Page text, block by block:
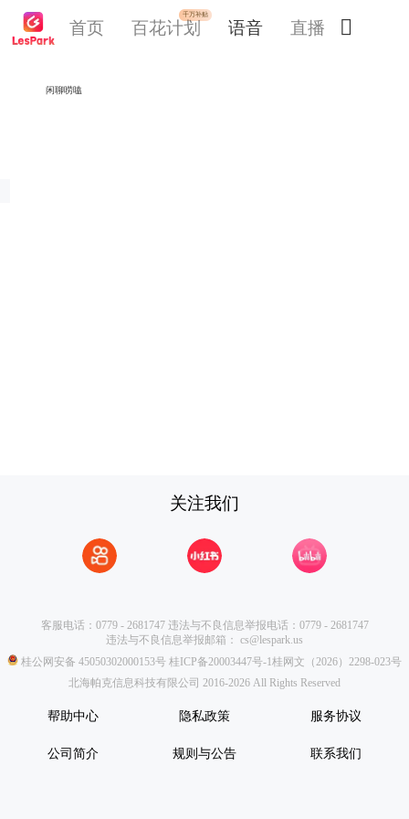
首页
千万补贴
百花计划 语音 直播 
闲聊唠嗑
关注我们
客服电话：0779 - 2681747违法与不良信息举报电话：0779 - 2681747
违法与不良信息举报邮箱： cs@lespark.us
桂公网安备 45050302000153号桂ICP备20003447号-1桂网文（2026）2298-023号
北海帕克信息科技有限公司 2016-2026 All Rights Reserved
帮助中心 隐私政策 服务协议
公司简介 规则与公告 联系我们